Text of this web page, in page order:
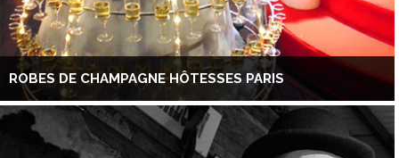
ROBES DE CHAMPAGNE HÔTESSES PARIS